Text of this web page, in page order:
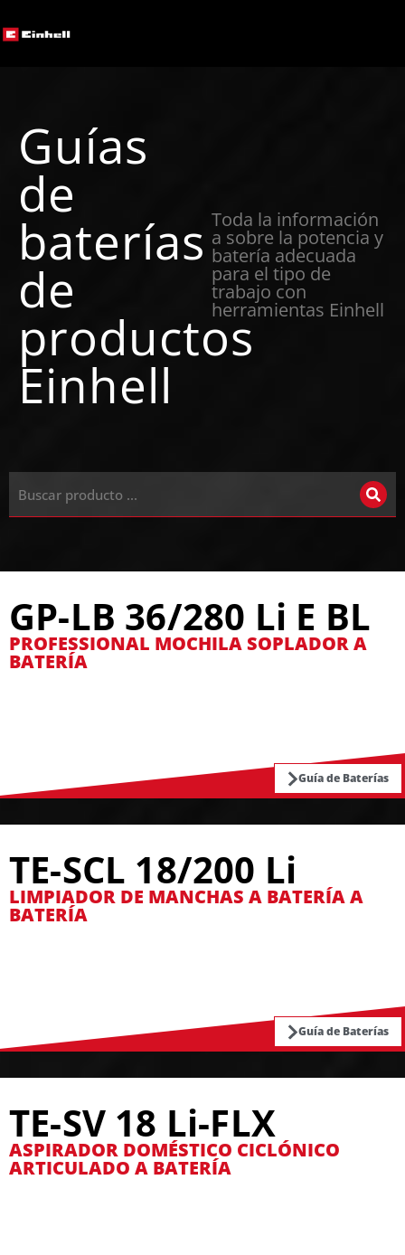
Guías
de
baterías
de
productos
Einhell
Toda la información
a sobre la potencia y
batería adecuada
para el tipo de
trabajo con
herramientas Einhell
GP-LB 36/280 Li E BL
PROFESSIONAL MOCHILA SOPLADOR A
BATERÍA
Guía de Baterías
TE-SCL 18/200 Li
LIMPIADOR DE MANCHAS A BATERÍA A
BATERÍA
Guía de Baterías
TE-SV 18 Li-FLX
ASPIRADOR DOMÉSTICO CICLÓNICO
ARTICULADO A BATERÍA